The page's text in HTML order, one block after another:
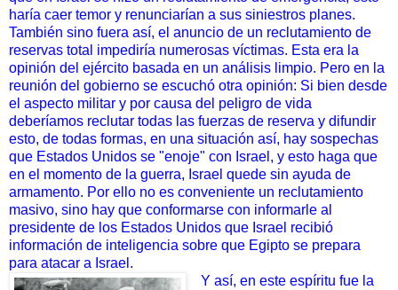
haría caer temor y renunciarían a sus siniestros planes.
También sino fuera así, el anuncio de un reclutamiento de
reservas total impediría numerosas víctimas. Esta era la
opinión del ejército basada en un análisis limpio. Pero en la
reunión del gobierno se escuchó otra opinión: Si bien desde
el aspecto militar y por causa del peligro de vida
deberíamos reclutar todas las fuerzas de reserva y difundir
esto, de todas formas, en una situación así, hay sospechas
que Estados Unidos se "enoje" con Israel, y esto haga que
en el momento de la guerra, Israel quede sin ayuda de
armamento. Por ello no es conveniente un reclutamiento
masivo, sino hay que conformarse con informarle al
presidente de los Estados Unidos que Israel recibió
información de inteligencia sobre que Egipto se prepara
para atacar a Israel.
Y así, en este espíritu fue la